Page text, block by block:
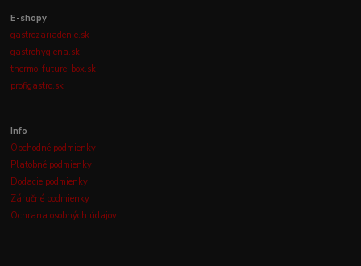
E-shopy
gastrozariadenie.sk
gastrohygiena.sk
thermo-future-box.sk
profigastro.sk
Info
Obchodné podmienky
Platobné podmienky
Dodacie podmienky
Záručné podmienky
Ochrana osobných údajov